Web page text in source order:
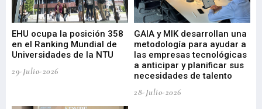
EHU ocupa la posición 358
en el Ranking Mundial de
Universidades de la NTU
29-Julio-2026
GAIA y MIK desarrollan una
metodología para ayudar a
las empresas tecnológicas
a anticipar y planificar sus
necesidades de talento
28-Julio-2026